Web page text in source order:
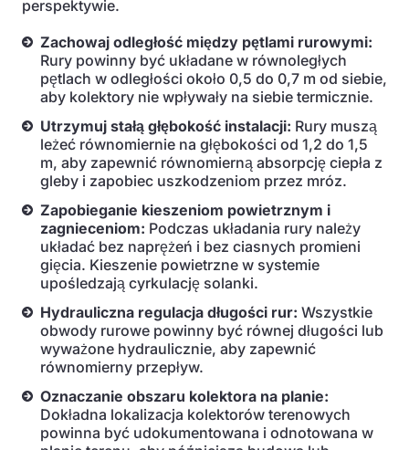
perspektywie.
Zachowaj odległość między pętlami rurowymi:
Rury powinny być układane w równoległych
pętlach w odległości około 0,5 do 0,7 m od siebie,
aby kolektory nie wpływały na siebie termicznie.
Utrzymuj stałą głębokość instalacji: Rury muszą
leżeć równomiernie na głębokości od 1,2 do 1,5
m, aby zapewnić równomierną absorpcję ciepła z
gleby i zapobiec uszkodzeniom przez mróz.
Zapobieganie kieszeniom powietrznym i
zagnieceniom: Podczas układania rury należy
układać bez naprężeń i bez ciasnych promieni
gięcia. Kieszenie powietrzne w systemie
upośledzają cyrkulację solanki.
Hydrauliczna regulacja długości rur: Wszystkie
obwody rurowe powinny być równej długości lub
wyważone hydraulicznie, aby zapewnić
równomierny przepływ.
Oznaczanie obszaru kolektora na planie:
Dokładna lokalizacja kolektorów terenowych
powinna być udokumentowana i odnotowana w